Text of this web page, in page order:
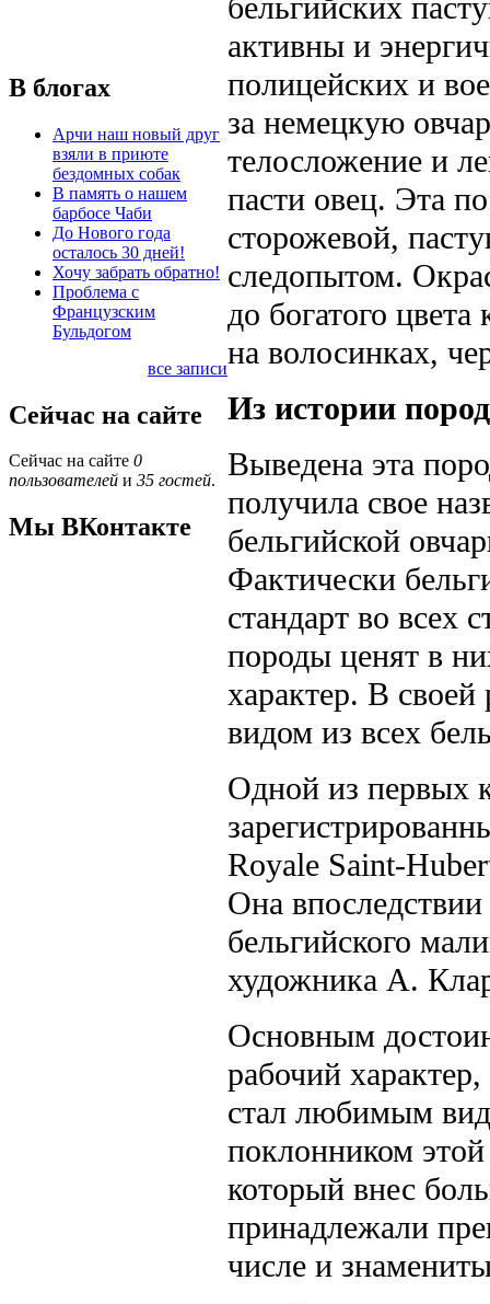
В блогах
Арчи наш новый друг
взяли в приюте
бездомных собак
В память о нашем
барбосе Чаби
До Нового года
осталось 30 дней!
Хочу забрать обратно!
Проблема с
Французским
Бульдогом
все записи
Сейчас на сайте
Сейчас на сайте 0
пользователей и 35 гостей.
Мы ВКонтакте
бельгийских
активны и
полицейских и
за немецкую
телосложение и
пасти овец. Эта
сторожевой,
следопытом.
до богатого
на волосинках,
Из истории
Выведена эта
получила свое
бельгийской
Фактически
стандарт во всех
породы ценят в
характер. В
видом из всех
Одной из первых
Royale Saint-
Она
бельгийского
художника А.
Основным
рабочий
стал любимым
поклонником
который внес
принадлежали
числе и